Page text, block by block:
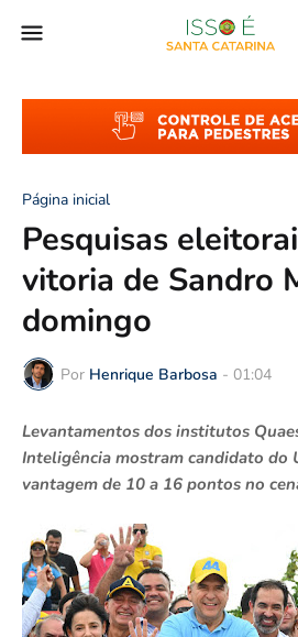
Página inicial
Pesquisas
vitoria de Sandro
domingo
Por Henrique Barbosa - 01:04
Levantamentos dos institutos
Inteligência mostram candidato do
vantagem de 10 a 16 pontos no